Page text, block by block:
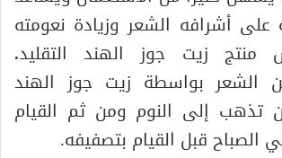
أشرافه الشعر وزيادة نعومته
منتج زيت جوز الهند التقليد.
الشعر بواسطة زيت جوز الهند
تذهب إلى النوم ومن ثم القيام
قبل القيام بتصفيفه.